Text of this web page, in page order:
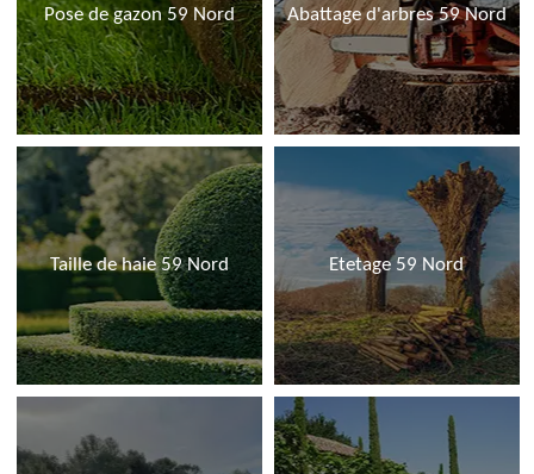
Pose de gazon 59 Nord Abattage d'arbres 59 Nord
Taille de haie 59 Nord Etetage 59 Nord